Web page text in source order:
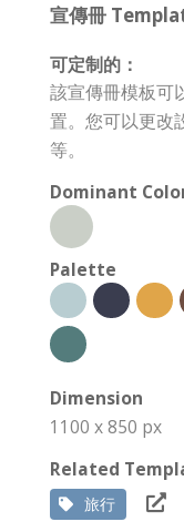
宣傳冊
可定制的：
該宣傳冊模板可
置。您可以更改
等。
Dominant
Palette
Dimension
1100 x 850 px
Related
旅行